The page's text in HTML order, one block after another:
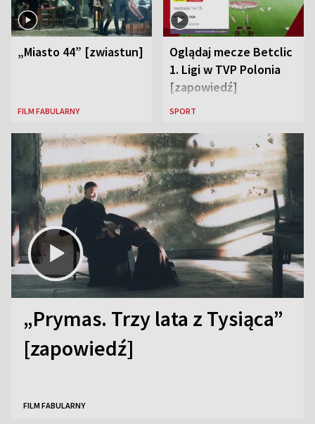
„Miasto 44” [zwiastun]
FILM FABULARNY
Oglądaj mecze Betclic
1. Ligi w TVP Polonia
[zapowiedź]
SPORT
„Prymas. Trzy lata z Tysiąca”
[zapowiedź]
FILM FABULARNY